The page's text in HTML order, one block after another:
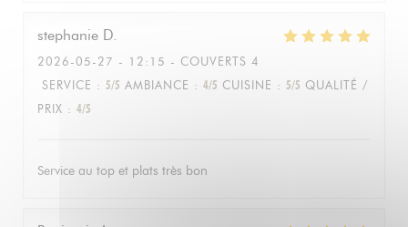
stephanie D
2026-05-27 - 12:15 - COUVERTS 4
SERVICE : 5/5 AMBIANCE : 4/5 CUISINE : 5/5 QUALITÉ /
PRIX : 4/5
Service au top et plats très bon